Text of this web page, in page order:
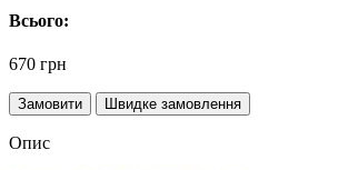
Всього:
670 грн
Замовити Швидке замовлення
Опис